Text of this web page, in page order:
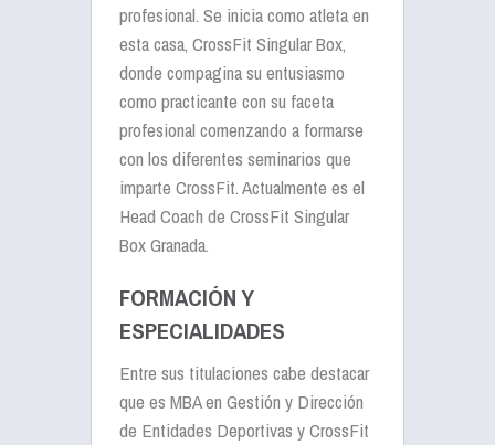
profesional. Se inicia como atleta en
esta casa, CrossFit Singular Box,
donde compagina su entusiasmo
como practicante con su faceta
profesional comenzando a formarse
con los diferentes seminarios que
imparte CrossFit. Actualmente es el
Head Coach de CrossFit Singular
Box Granada.
FORMACIÓN Y
ESPECIALIDADES
Entre sus titulaciones cabe destacar
que es MBA en Gestión y Dirección
de Entidades Deportivas y CrossFit